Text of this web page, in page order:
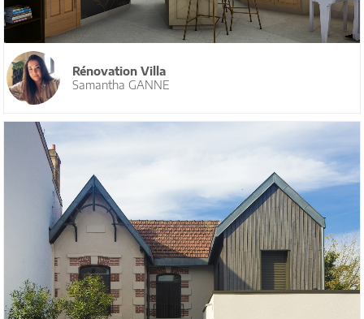
Rénovation Villa
Samantha GANNE